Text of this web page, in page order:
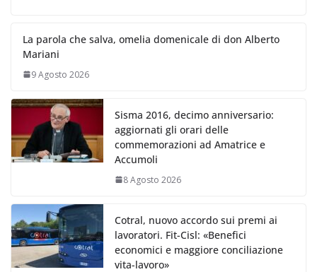
La parola che salva, omelia domenicale di don Alberto
Mariani
9 Agosto 2026
Sisma 2016, decimo anniversario:
aggiornati gli orari delle
commemorazioni ad Amatrice e
Accumoli
8 Agosto 2026
Cotral, nuovo accordo sui premi ai
lavoratori. Fit-Cisl: «Benefici
economici e maggiore conciliazione
vita-lavoro»